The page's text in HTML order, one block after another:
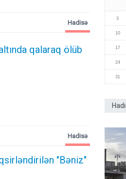
qalaraq ölüb
Hadisə
"Bəniz"
Hadisə
3
10
17
24
31